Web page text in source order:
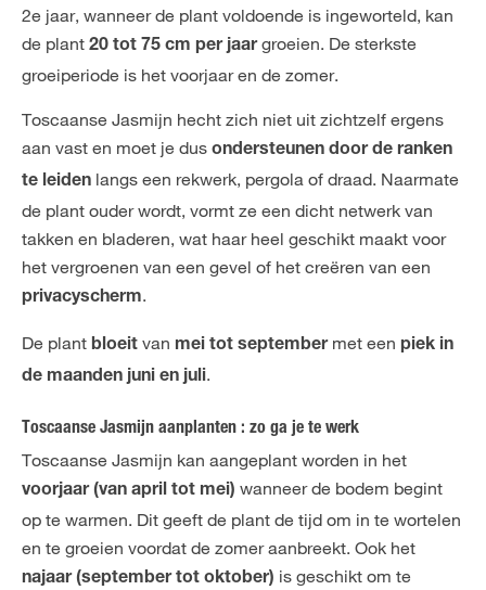
2e jaar, wanneer de plant voldoende is ingeworteld, kan
de plant 20 tot 75 cm per jaargroeien. De sterkste
groeiperiode is het voorjaar en de zomer.
Toscaanse Jasmijn hecht zich niet uit zichtzelf ergens
aan vast en moet je dus ondersteunen door de ranken
te leiden langs een rekwerk, pergola of draad. Naarmate
de plant ouder wordt, vormt ze een dicht netwerk van
takken en bladeren, wat haar heel geschikt maakt voor
het vergroenen van een gevel of het creëren van een
privacyscherm.
De plant bloeit van mei tot septembermet een piek in
de maanden juni en juli.
Toscaanse Jasmijn aanplanten : zo ga je te werk
Toscaanse Jasmijn kan aangeplant worden in het
voorjaar (van april tot mei) wanneer de bodem begint
op te warmen. Dit geeft de plant de tijd om in te wortelen
en te groeien voordat de zomer aanbreekt. Ook het
najaar (september tot oktober) is geschikt om te